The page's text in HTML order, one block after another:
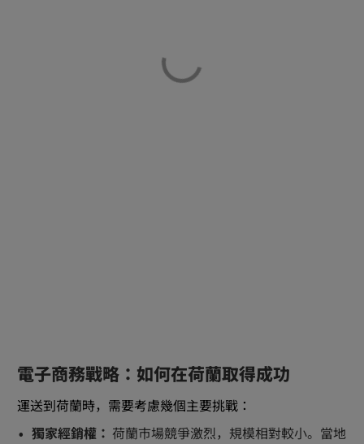
電子商務戰略：如何在荷蘭取得成功
運送到荷蘭時，需要考慮幾個主要挑戰：
獨家經銷權： 荷蘭市場競爭激烈，規模相對較小。當地